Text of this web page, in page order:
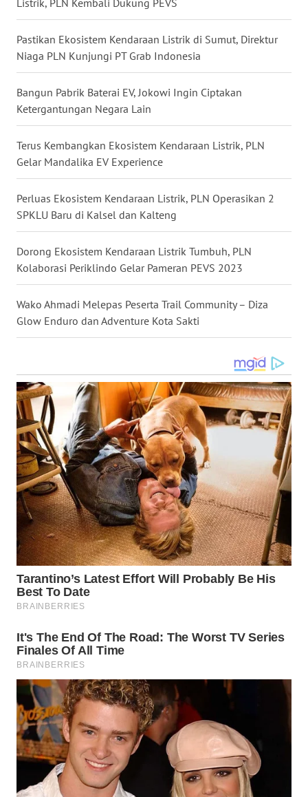
Listrik, PLN Kembali Dukung PEVS
Pastikan Ekosistem Kendaraan Listrik di Sumut, Direktur
Niaga PLN Kunjungi PT Grab Indonesia
Bangun Pabrik Baterai EV, Jokowi Ingin Ciptakan
Ketergantungan Negara Lain
Terus Kembangkan Ekosistem Kendaraan Listrik, PLN
Gelar Mandalika EV Experience
Perluas Ekosistem Kendaraan Listrik, PLN Operasikan 2
SPKLU Baru di Kalsel dan Kalteng
Dorong Ekosistem Kendaraan Listrik Tumbuh, PLN
Kolaborasi Periklindo Gelar Pameran PEVS 2023
Wako Ahmadi Melepas Peserta Trail Community – Diza
Glow Enduro dan Adventure Kota Sakti
WN
MALUKU
WN
MALUT
WN
DAIRI
WN
TOBA
NIAS
LANGKAT
SELATAN
WN
TANJUNG
LESUNG
WN
KARO
WN
SIMALUNGUN
WN
LABUHANBATU
TAPANULI
TENGAH
WN DELI
SERDANG
WN
TEBING
TINGGI